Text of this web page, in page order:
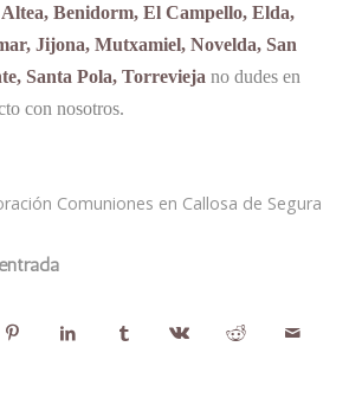
Benidorm, El Campello, Elda,
Jijona, Mutxamiel, Novelda, San
Santa Pola, Torrevieja no dudes en
con nosotros.
Comuniones en Callosa de Segura